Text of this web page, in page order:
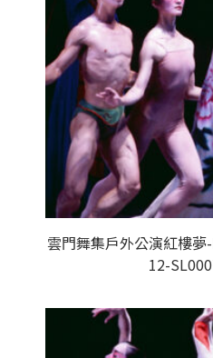
雲門舞集戶外公演紅樓夢
12-